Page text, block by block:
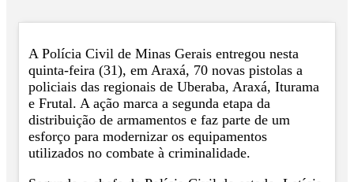
A Polícia Civil de Minas Gerais entregou nesta
quinta-feira (31), em Araxá, 70 novas pistolas a
policiais das regionais de Uberaba, Araxá, Iturama
e Frutal. A ação marca a segunda etapa da
distribuição de armamentos e faz parte de um
esforço para modernizar os equipamentos
utilizados no combate à criminalidade.